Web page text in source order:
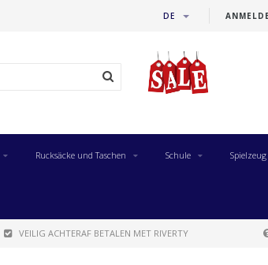
DE
Rucksäcke und Taschen Schule Spielzeug
VEILIG ACHTERAF BETALEN MET RIVERTY